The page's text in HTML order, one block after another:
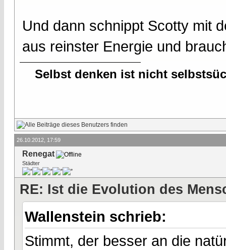
Und dann schnippt Scotty mit
aus reinster Energie und
Selbst denken ist nicht
26.10.2012, 17:59
Renegat
Städter
RE: Ist die Evolution des
Wallenstein schrieb:
Stimmt, der besser an die